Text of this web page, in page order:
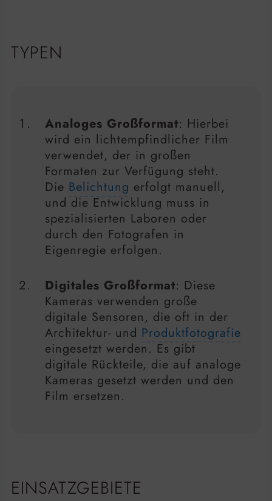
TYPEN
Analoges Großformat: Hierbei
wird ein lichtempfindlicher Film
verwendet, der in großen
Formaten zur Verfügung steht.
Die Belichtung erfolgt manuell,
und die Entwicklung muss in
spezialisierten Laboren oder
durch den Fotografen in
Eigenregie erfolgen.
Digitales Großformat: Diese
Kameras verwenden große
digitale Sensoren, die oft in der
Architektur- und Produktfotografie
eingesetzt werden. Es gibt
digitale Rückteile, die auf analoge
Kameras gesetzt werden und den
Film ersetzen.
EINSATZGEBIETE